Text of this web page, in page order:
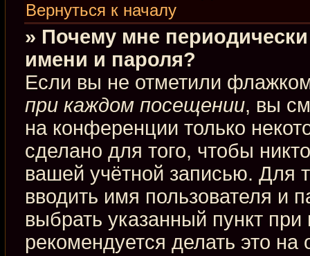
Вернуться к началу
» Почему мне
имени и пароля?
Если вы не отметили
при каждом посещении, вы
на конференции только
сделано для того, чтобы
вашей учётной записью. Для
вводить имя пользователя и
выбрать указанный пункт
рекомендуется делать это